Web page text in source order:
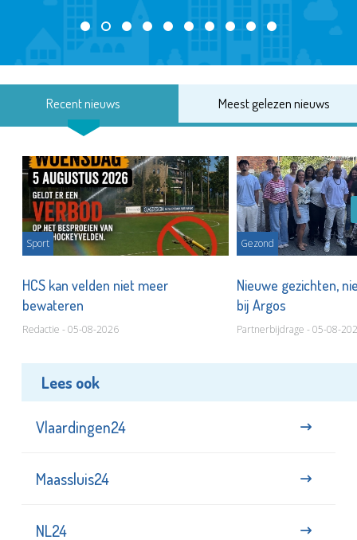
Recent nieuws Meest gelezen nieuws
Sport
HCS kan velden niet meer
bewateren
Redactie - 05-08-2026
Gezond
Nieuwe gezichten,
bij Argos
Partnerbijdrage - 05-08-
Lees ook
Vlaardingen24
Maassluis24
NL24